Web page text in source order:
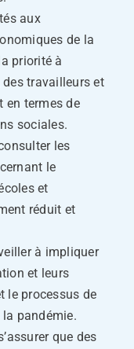
aux
de la
priorité à
des travailleurs et
en termes de
sociales.
les
le
et
réduit et
à impliquer
et leurs
le processus de
la pandémie.
que des